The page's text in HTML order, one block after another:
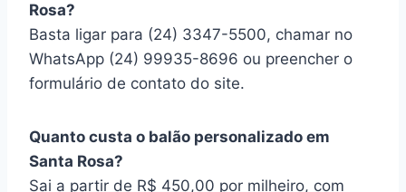
Rosa?
Basta ligar para (24) 3347-5500, chamar no
WhatsApp (24) 99935-8696 ou preencher o
formulário de contato do site.
Quanto custa o balão personalizado em
Santa Rosa?
Sai a partir de R$ 450,00 por milheiro, com